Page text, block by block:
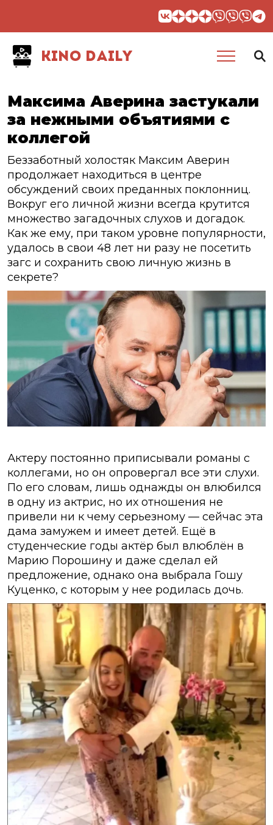
KINO DAILY
Максима Аверина застукали
за нежными объятиями с
коллегой
Беззаботный холостяк Максим Аверин
продолжает находиться в центре
обсуждений своих преданных поклонниц.
Вокруг его личной жизни всегда крутится
множество загадочных слухов и догадок.
Как же ему, при таком уровне популярности,
удалось в свои 48 лет ни разу не посетить
загс и сохранить свою личную жизнь в
секрете?
Актеру постоянно приписывали романы с
коллегами, но он опровергал все эти слухи.
По его словам, лишь однажды он влюбился
в одну из актрис, но их отношения не
привели ни к чему серьезному — сейчас эта
дама замужем и имеет детей. Ещё в
студенческие годы актёр был влюблён в
Марию Порошину и даже сделал ей
предложение, однако она выбрала Гошу
Куценко, с которым у нее родилась дочь.